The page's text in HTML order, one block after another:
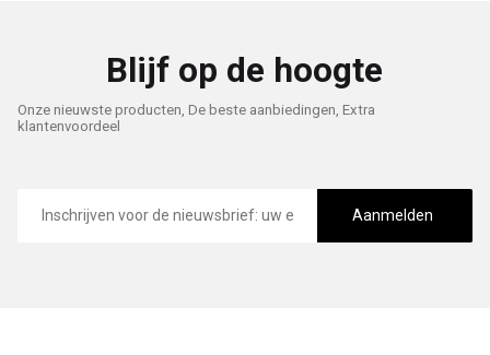
Blijf op de hoogte
Onze nieuwste producten, De beste aanbiedingen, Extra
klantenvoordeel
mailadres
Aanmelden